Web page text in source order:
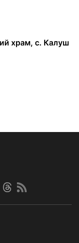
храм, с. Калуш